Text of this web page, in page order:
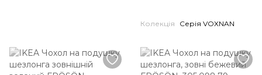
Колекція Серія VOXNAN